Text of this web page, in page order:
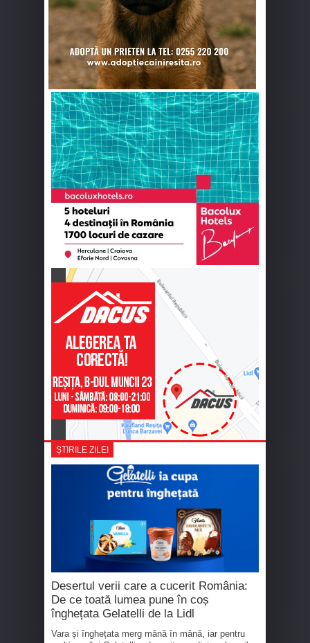
ȘTIRILE ZILEI
Desertul verii care a cucerit România:
De ce toată lumea pune în coș
înghețata Gelatelli de la Lidl
Vara și înghețata merg mână în mână, iar pentru